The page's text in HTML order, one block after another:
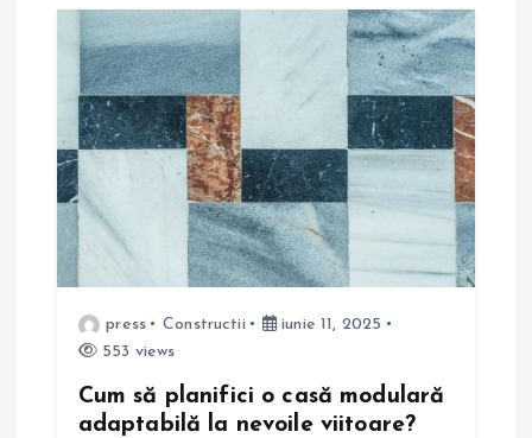
n
a
press Constructii
iunie 11, 2025
553 views
Cum să planifici o casă modulară
adaptabilă la nevoile viitoare?